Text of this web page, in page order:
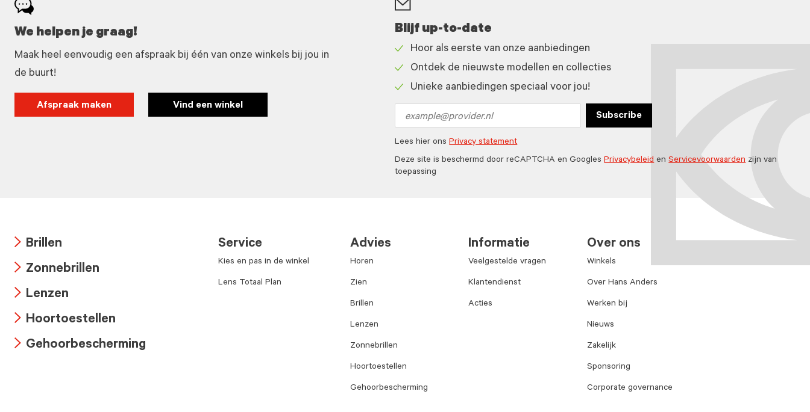
We helpen je graag!
Maak heel eenvoudig een afspraak bij één van onze winkels bij jou in
de buurt!
Afspraak maken Vind een winkel
Blijf up-to-date
icon
Hoor als eerste van onze aanbiedingen
icon
Ontdek de nieuwste modellen en collecties
Unieke aanbiedingen speciaal voor jou!
address
Subscribe
Lees hier onsPrivacy statement
Deze site is beschermd door reCAPTCHA en GooglesPrivacybeleidenServicevoorwaardenzijn van
toepassing
icon
Brillen
icon
Zonnebrillen
icon
Lenzen
icon
Hoortoestellen
Gehoorbescherming
Service
Kies en pas in de winkel
Lens Totaal Plan
Advies
Horen
Zien
Brillen
Lenzen
Zonnebrillen
Hoortoestellen
Gehoorbescherming
Informatie
Veelgestelde vragen
Klantendienst
Acties
Over ons
Winkels
Over Hans Anders
Werken bij
Nieuws
Zakelijk
Sponsoring
Corporate governance